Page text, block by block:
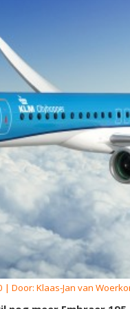
| Door: Klaas-Jan van